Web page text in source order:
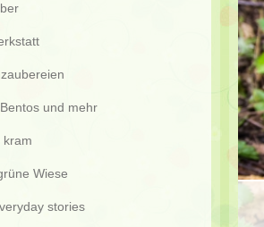
und mehr
kram
Wiese
stories